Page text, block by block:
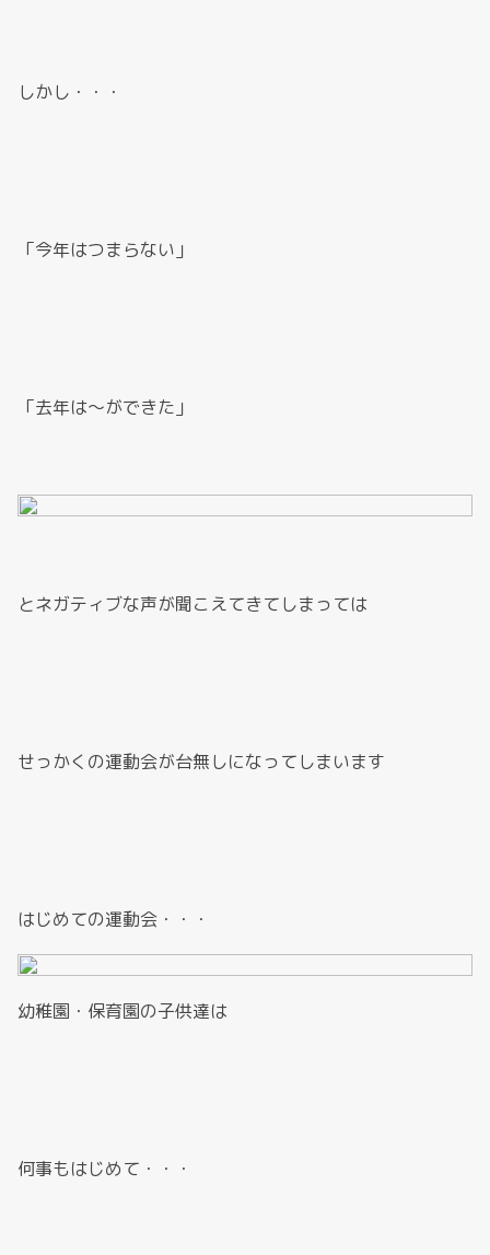
しかし・・・
「今年はつまらない」
「去年は～ができた」
とネガティブな声が聞こえてきてしまっては
せっかくの運動会が台無しになってしまいます
はじめての運動会・・・
幼稚園・保育園の子供達は
何事もはじめて・・・